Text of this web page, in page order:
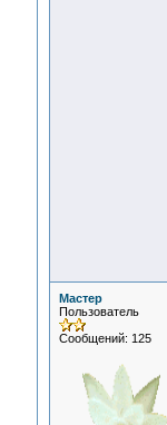
Мастер
Пользователь
Сообщений: 125